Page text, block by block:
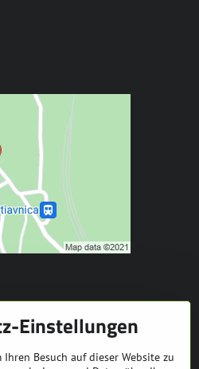
Einstellungen
Besuch auf dieser Website zu